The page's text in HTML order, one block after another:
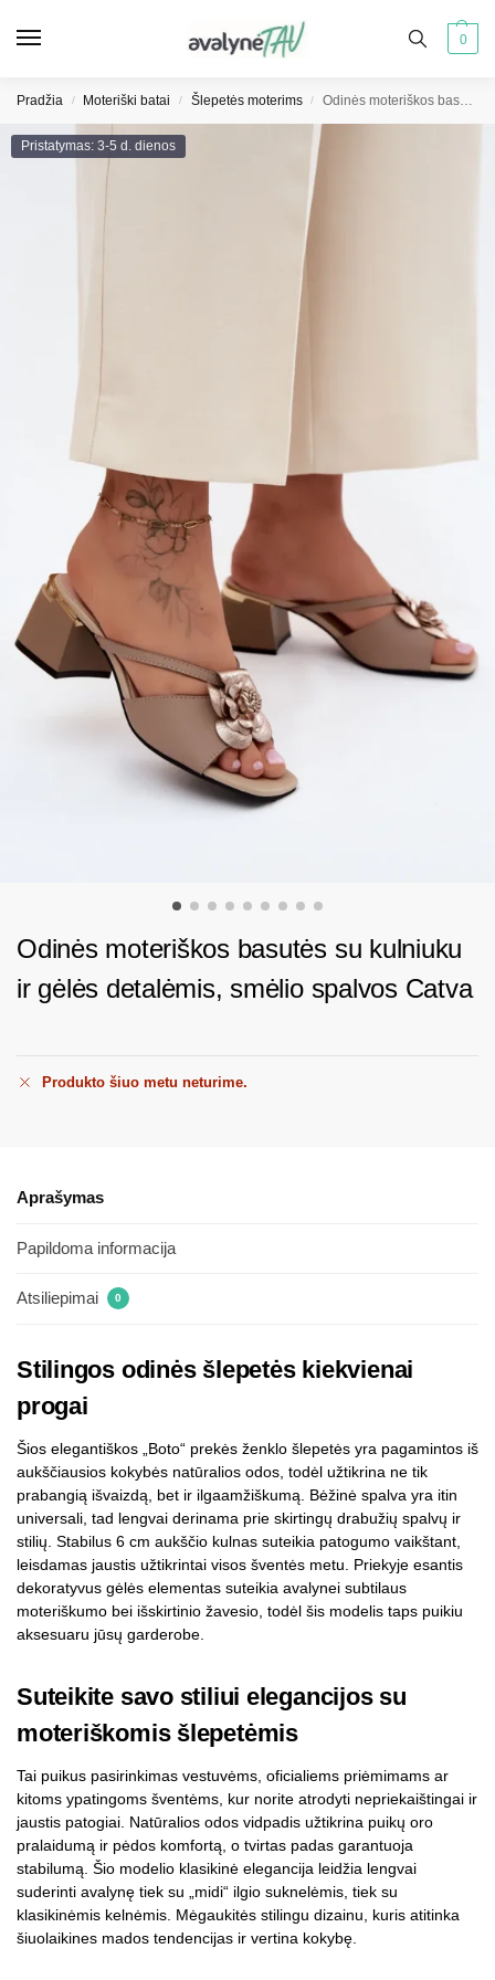
0
Pradžia / Moteriški batai / Šlepetės moterims / Odinės moteriškos basutės su kulniuku ir gėlės detalėmis, smėlio spalvos Catva
Pristatymas: 3-5 d. dienos
Odinės moteriškos basutės su kulniuku
ir gėlės detalėmis, smėlio spalvos Catva
Produkto šiuo metu neturime.
Aprašymas
Papildoma informacija
Atsiliepimai 0
Stilingos odinės šlepetės kiekvienai
progai
Šios elegantiškos „Boto“ prekės ženklo šlepetės yra pagamintos iš
aukščiausios kokybės natūralios odos, todėl užtikrina ne tik
prabangią išvaizdą, bet ir ilgaamžiškumą. Bėžinė spalva yra itin
universali, tad lengvai derinama prie skirtingų drabužių spalvų ir
stilių. Stabilus 6 cm aukščio kulnas suteikia patogumo vaikštant,
leisdamas jaustis užtikrintai visos šventės metu. Priekyje esantis
dekoratyvus gėlės elementas suteikia avalynei subtilaus
moteriškumo bei išskirtinio žavesio, todėl šis modelis taps puikiu
aksesuaru jūsų garderobe.
Suteikite savo stiliui elegancijos su
moteriškomis šlepetėmis
Tai puikus pasirinkimas vestuvėms, oficialiems priėmimams ar
kitoms ypatingoms šventėms, kur norite atrodyti nepriekaištingai ir
jaustis patogiai. Natūralios odos vidpadis užtikrina puikų oro
pralaidumą ir pėdos komfortą, o tvirtas padas garantuoja
stabilumą. Šio modelio klasikinė elegancija leidžia lengvai
suderinti avalynę tiek su „midi“ ilgio suknelėmis, tiek su
klasikinėmis kelnėmis. Mėgaukitės stilingu dizainu, kuris atitinka
šiuolaikines mados tendencijas ir vertina kokybę.